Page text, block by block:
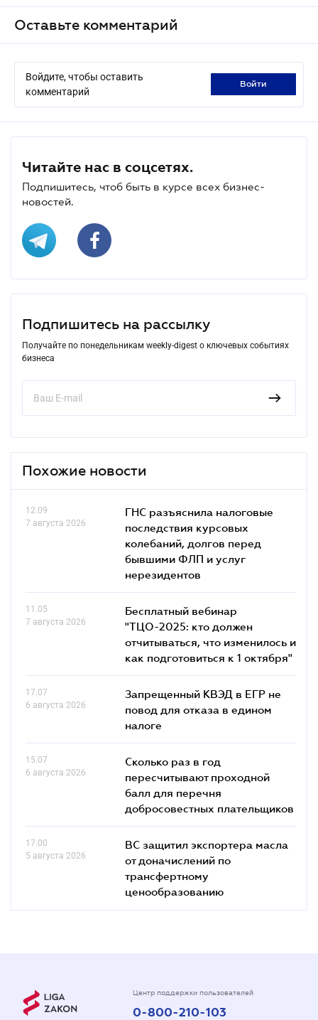
Оставьте комментарий
Войдите, чтобы оставить
комментарий
войти
Читайте нас в соцсетях.
Подпишитесь, чтоб быть в курсе всех бизнес-
новостей.
Подпишитесь на рассылку
Получайте по понедельникам weekly-digest о ключевых событиях
бизнеса
Похожие новости
12.09
7 августа 2026
ГНС разъяснила налоговые
последствия курсовых
колебаний, долгов перед
бывшими ФЛП и услуг
нерезидентов
11.05
7 августа 2026
Бесплатный вебинар
"ТЦО-2025: кто должен
отчитываться, что изменилось и
как подготовиться к 1 октября"
17.07
6 августа 2026
Запрещенный КВЭД в ЕГР не
повод для отказа в едином
налоге
15.07
6 августа 2026
Сколько раз в год
пересчитывают проходной
балл для перечня
добросовестных плательщиков
17.00
5 августа 2026
ВС защитил экспортера масла
от доначислений по
трансфертному
ценообразованию
Центр поддержки пользователей
0-800-210-103